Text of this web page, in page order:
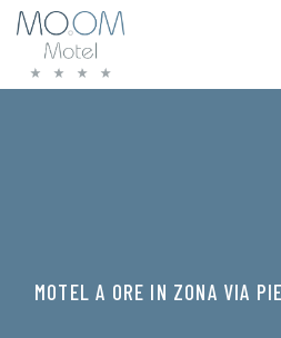
MOTEL A ORE IN ZONA VIA